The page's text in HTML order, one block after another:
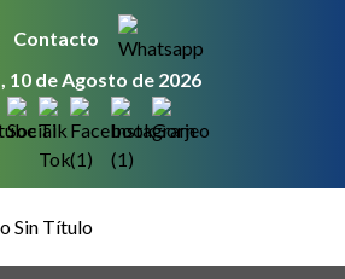
Contacto
10 de Agosto de 2026